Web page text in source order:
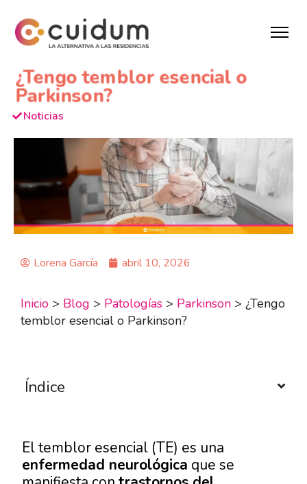
¿Tengo temblor esencial o
Parkinson?
Noticias
Lorena García abril 10, 2026
Inicio > Blog > Patologías > Parkinson > ¿Tengo
temblor esencial o Parkinson?
Índice
El temblor esencial (TE) es una
enfermedad neurológica que se